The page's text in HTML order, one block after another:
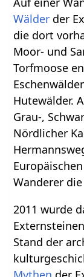
Wälder der
die dort
Moor- und
Torfmoose
Hutewälder.
Grau-,
Nördlicher
Wanderer
2011 wurde
Stand der